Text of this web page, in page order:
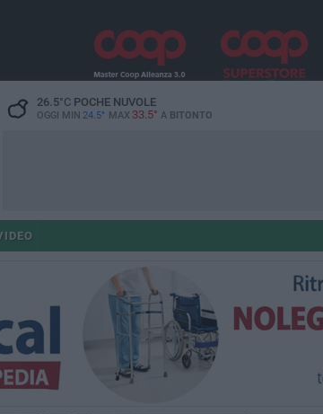
26.5°CPOCHE NUVOLE
OGGI MIN 24.5° MAX 33.5° A BITONTO